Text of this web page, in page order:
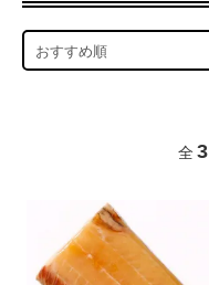
全 3